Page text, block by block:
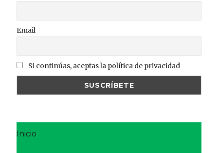
Email
Si continúas, aceptas la política de privacidad
Inicio